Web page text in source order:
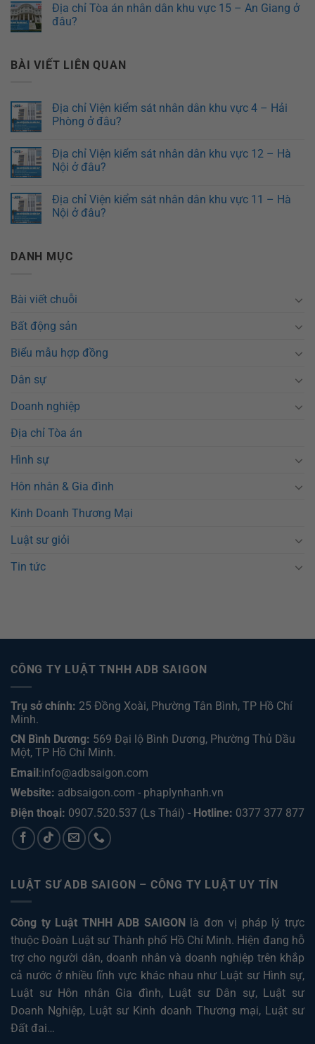
Địa chỉ Tòa án nhân dân khu vực 15 – An Giang ở
đâu?
BÀI VIẾT LIÊN QUAN
Địa chỉ Viện kiểm sát nhân dân khu vực 4 – Hải
Phòng ở đâu?
Địa chỉ Viện kiểm sát nhân dân khu vực 12 – Hà
Nội ở đâu?
Địa chỉ Viện kiểm sát nhân dân khu vực 11 – Hà
Nội ở đâu?
DANH MỤC
Bài viết chuỗi
Bất động sản
Biểu mẫu hợp đồng
Dân sự
Doanh nghiệp
Địa chỉ Tòa án
Hình sự
Hôn nhân & Gia đình
Kinh Doanh Thương Mại
Luật sư giỏi
Tin tức
CÔNG TY LUẬT TNHH ADB SAIGON
Trụ sở chính: 25 Đồng Xoài, Phường Tân Bình, TP Hồ Chí
Minh.
CN Bình Dương: 569 Đại lộ Bình Dương, Phường Thủ Dầu
Một, TP Hồ Chí Minh.
Email:info@adbsaigon.com
Website: adbsaigon.com - phaplynhanh.vn
Điện thoại: 0907.520.537 (Ls Thái) - Hotline: 0377 377 877
LUẬT SƯ ADB SAIGON – CÔNG TY LUẬT UY TÍN
Công ty Luật TNHH ADB SAIGON
là đơn vị pháp lý trực
thuộc Đoàn Luật sư Thành phố Hồ Chí Minh. Hiện đang hỗ
trợ cho người dân, doanh nhân và doanh nghiệp trên khắp
cả nước ở nhiều lĩnh vực khác nhau như Luật sư Hình sự,
Luật sư Hôn nhân Gia đình, Luật sư Dân sự, Luật sư
Doanh Nghiệp, Luật sư Kinh doanh Thương mại, Luật sư
Đất đai…